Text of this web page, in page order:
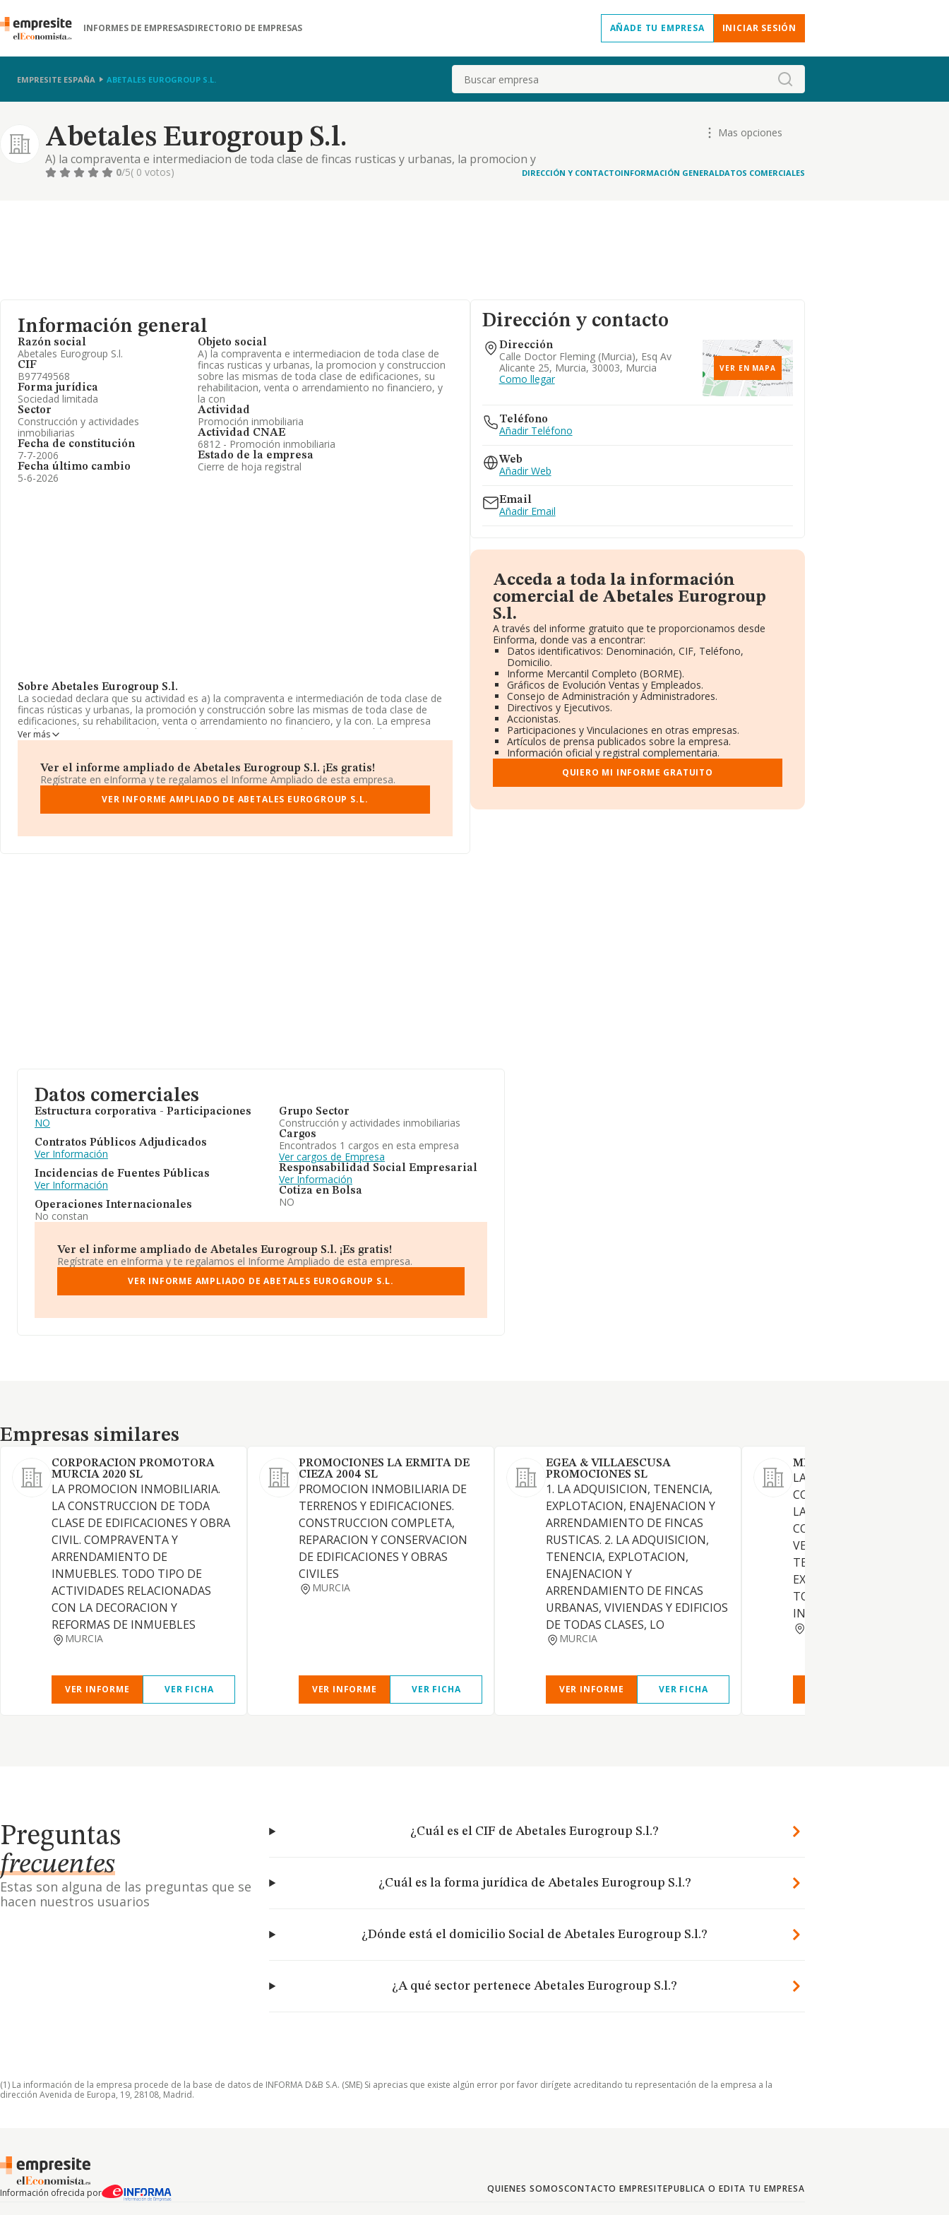
INFORMES DE EMPRESASDIRECTORIO DE EMPRESAS AÑADE TU EMPRESA INICIAR SESIÓN
EMPRESITE ESPAÑA ABETALES EUROGROUP S.L. Buscar
Abetales Eurogroup S.l.
A) la compraventa e intermediacion de toda clase de fincas rusticas y urbanas, la promocion y
construccion sobre las mismas de toda clase de edificaciones, su rehabilitacion, venta o
Mas opciones
0/5( 0 votos) DIRECCIÓN Y CONTACTOINFORMACIÓN GENERALDATOS COMERCIALES
Información general
Razón social
Abetales Eurogroup S.l.
CIF
B97749568
Forma jurídica
Sociedad limitada
Sector
Construcción y actividades
inmobiliarias
Fecha de constitución
7-7-2006
Fecha último cambio
5-6-2026
Objeto social
A) la compraventa e intermediacion de toda clase de
fincas rusticas y urbanas, la promocion y construccion
sobre las mismas de toda clase de edificaciones, su
rehabilitacion, venta o arrendamiento no financiero, y
la con
Actividad
Promoción inmobiliaria
Actividad CNAE
6812 - Promoción inmobiliaria
Estado de la empresa
Cierre de hoja registral
Sobre Abetales Eurogroup S.l.
La sociedad declara que su actividad es a) la compraventa e intermediación de toda clase de
fincas rústicas y urbanas, la promoción y construcción sobre las mismas de toda clase de
edificaciones, su rehabilitacion, venta o arrendamiento no financiero, y la con. La empresa
está registrada como Sociedad Limitada. Su CNAE corresponde a 6812 con código '%cnae%'.
La empresa no tiene actividad en mercados exteriores.
La empresa española Abetales Eurogroup S.L, con número de identificación fiscal
B97749568, tiene su domicilio social establecido en Calle Doctor Fleming (murcia) Esq Av
Alicante 25, (30003), en el municipio de Murcia, Murcia.
En base a la información de la que dispone INFORMA sobre 231.218 compañías, en el ámbito
promedio de la facturación entre todas las empresas es de 128 mil euros. En relación con la
Ver más
Ver el informe ampliado de Abetales Eurogroup S.l. ¡Es gratis!
Regístrate en eInforma y te regalamos el Informe Ampliado de esta empresa.
VER INFORME AMPLIADO DE ABETALES EUROGROUP S.L.
Dirección y contacto
Dirección
Calle Doctor Fleming (murcia), Esq Av
Alicante 25, Murcia, 30003, Murcia
Como llegar
VER EN MAPA
Teléfono
Añadir Teléfono
Web
Añadir Web
Email
Añadir Email
Acceda a toda la información
comercial de Abetales Eurogroup
S.l.
A través del informe gratuito que te proporcionamos desde
Einforma, donde vas a encontrar:
Datos identificativos: Denominación, CIF, Teléfono,
Domicilio.
Informe Mercantil Completo (BORME).
Gráficos de Evolución Ventas y Empleados.
Consejo de Administración y Administradores.
Directivos y Ejecutivos.
Accionistas.
Participaciones y Vinculaciones en otras empresas.
Artículos de prensa publicados sobre la empresa.
Información oficial y registral complementaria.
QUIERO MI INFORME GRATUITO
Datos comerciales
Estructura corporativa - Participaciones
NO
Contratos Públicos Adjudicados
Ver Información
Incidencias de Fuentes Públicas
Ver Información
Operaciones Internacionales
No constan
Grupo Sector
Construcción y actividades inmobiliarias
Cargos
Encontrados 1 cargos en esta empresa
Ver cargos de Empresa
Responsabilidad Social Empresarial
Ver Información
Cotiza en Bolsa
NO
Ver el informe ampliado de Abetales Eurogroup S.l. ¡Es gratis!
Regístrate en eInforma y te regalamos el Informe Ampliado de esta empresa.
VER INFORME AMPLIADO DE ABETALES EUROGROUP S.L.
Empresas similares
Empresas similares
CORPORACION PROMOTORA
MURCIA 2020 SL
LA PROMOCION INMOBILIARIA.
LA CONSTRUCCION DE TODA
CLASE DE EDIFICACIONES Y OBRA
CIVIL. COMPRAVENTA Y
ARRENDAMIENTO DE
INMUEBLES. TODO TIPO DE
ACTIVIDADES RELACIONADAS
CON LA DECORACION Y
REFORMAS DE INMUEBLES
MURCIA
VER INFORME VER FICHA
PROMOCIONES LA ERMITA DE
CIEZA 2004 SL
PROMOCION INMOBILIARIA DE
TERRENOS Y EDIFICACIONES.
CONSTRUCCION COMPLETA,
REPARACION Y CONSERVACION
DE EDIFICACIONES Y OBRAS
CIVILES
MURCIA
VER INFORME VER FICHA
EGEA & VILLAESCUSA
PROMOCIONES SL
1. LA ADQUISICION, TENENCIA,
EXPLOTACION, ENAJENACION Y
ARRENDAMIENTO DE FINCAS
RUSTICAS. 2. LA ADQUISICION,
TENENCIA, EXPLOTACION,
ENAJENACION Y
ARRENDAMIENTO DE FINCAS
URBANAS, VIVIENDAS Y EDIFICIOS
DE TODAS CLASES, LO
MURCIA
VER INFORME VER FICHA
MINOR SEA HOLIDAYS SL
LA ACTIVIDAD EMPRESARIAL
CONSISTENTE EN LO
LA PROMOCION,
CONSTRUCCION, COMPRA Y
VENTA, ADMINISTRACION,
TENENCIA,
EXPLOTACION EN
TODO TIPO DE BIENES
INMUEBLES.
Preguntas
frecuentes
Estas son alguna de las preguntas que se
hacen nuestros usuarios
¿Cuál es el CIF de Abetales Eurogroup S.l.?
¿Cuál es la forma jurídica de Abetales Eurogroup S.l.?
¿Dónde está el domicilio Social de Abetales Eurogroup S.l.?
¿A qué sector pertenece Abetales Eurogroup S.l.?
(1) La información de la empresa procede de la base de datos de INFORMA D&B S.A. (SME) Si aprecias que existe algún error por favor dirígete acreditando tu representación de la empresa a la
dirección Avenida de Europa, 19, 28108, Madrid.
Información ofrecida por QUIENES SOMOSCONTACTO EMPRESITEPUBLICA O EDITA TU EMPRESA